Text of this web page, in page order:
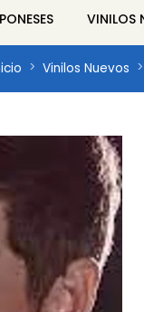
VINILOS
Vinilos Nuevos